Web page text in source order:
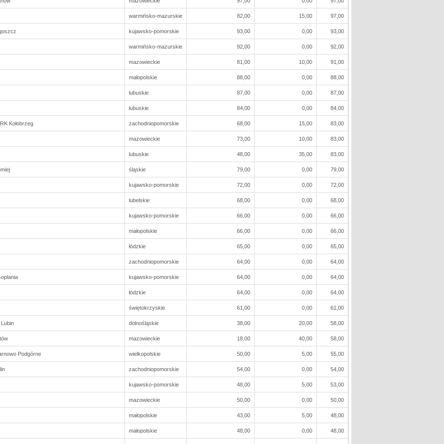
warmińsko-mazurskie 82,00 15,00 97,00
kujawsko-pomorskie 93,00 0,00 93,00
warmińsko-mazurskie 92,00 0,00 92,00
mazowieckie 81,00 10,00 91,00
małopolskie 88,00 0,00 88,00
lubuskie 87,00 0,00 87,00
lubuskie 84,00 0,00 84,00
Kołobrzeg zachodniopomorskie 68,00 15,00 83,00
mazowieckie 73,00 10,00 83,00
lubuskie 48,00 35,00 83,00
śląskie 79,00 0,00 79,00
kujawsko-pomorskie 72,00 0,00 72,00
lubelskie 68,00 0,00 68,00
kujawsko-pomorskie 66,00 0,00 66,00
małopolskie 66,00 0,00 66,00
łódzkie 65,00 0,00 65,00
zachodniopomorskie 64,00 0,00 64,00
kujawsko-pomorskie 64,00 0,00 64,00
łódzkie 64,00 0,00 64,00
świętokrzyskie 61,00 0,00 61,00
dolnośląskie 38,00 20,00 58,00
mazowieckie 18,00 40,00 58,00
Podgórne wielkopolskie 50,00 5,00 55,00
zachodniopomorskie 54,00 0,00 54,00
kujawsko-pomorskie 48,00 5,00 53,00
mazowieckie 50,00 0,00 50,00
małopolskie 43,00 5,00 48,00
małopolskie 48,00 0,00 48,00